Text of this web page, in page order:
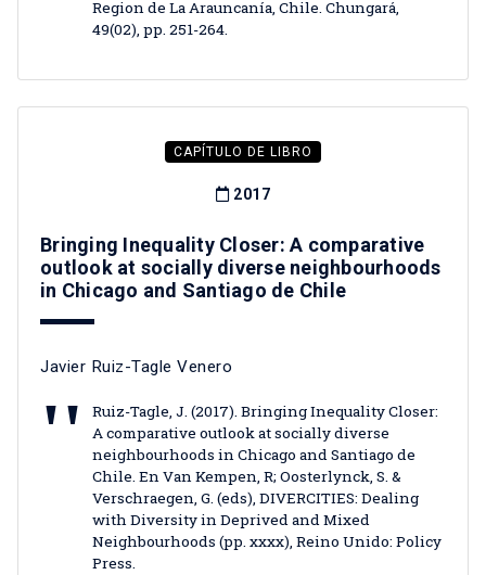
Region de La Arauncanía, Chile. Chungará,
49(02), pp. 251-264.
CAPÍTULO DE LIBRO
2017
Bringing Inequality Closer: A comparative
outlook at socially diverse neighbourhoods
in Chicago and Santiago de Chile
Javier Ruiz-Tagle Venero
Ruiz-Tagle, J. (2017). Bringing Inequality Closer:
A comparative outlook at socially diverse
neighbourhoods in Chicago and Santiago de
Chile. En Van Kempen, R; Oosterlynck, S. &
Verschraegen, G. (eds), DIVERCITIES: Dealing
with Diversity in Deprived and Mixed
Neighbourhoods (pp. xxxx), Reino Unido: Policy
Press.